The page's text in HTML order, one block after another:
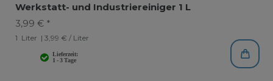
Werkstatt- und Industriereiniger 1 L
3,99 € *
1 Liter | 3,99 € / Liter